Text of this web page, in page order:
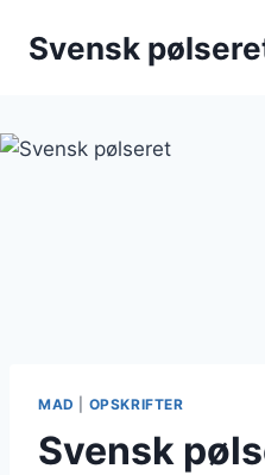
Svensk
MAD OPSKRIFTER
Svensk